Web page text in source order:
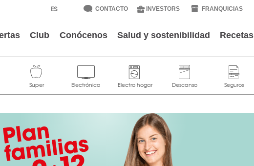
CONTACTO INVESTORS FRANQUICIAS
Club Conócenos Salud y sostenibilidad Recetas